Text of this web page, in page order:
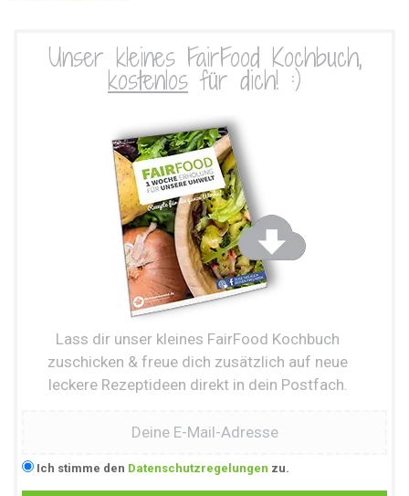
Unser kleines FairFood Kochbuch,
kostenlos für dich! :)
Lass dir unser kleines FairFood Kochbuch
zuschicken & freue dich zusätzlich auf neue
leckere Rezeptideen direkt in dein Postfach.
Ich stimme den Datenschutzregelungen zu.